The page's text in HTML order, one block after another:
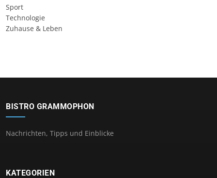
Sport
Technologie
Zuhause & Leben
BISTRO GRAMMOPHON
Nachrichten, Tipps und Einblicke
KATEGORIEN